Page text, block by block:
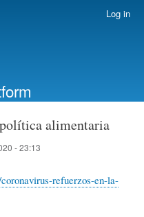
Log in
alimentaria
- 23:13
refuerzos-en-la-